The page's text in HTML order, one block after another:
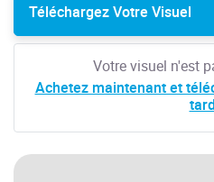
Téléchargez Votre Visuel
Votre visuel n'est
Achetez maintenant et
tard